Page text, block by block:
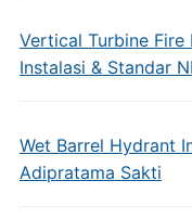
Vertical Turbine Fire
Instalasi & Standar
Wet Barrel Hydrant
Adipratama Sakti